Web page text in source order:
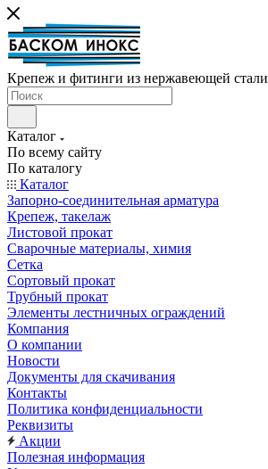
Крепеж и фитинги из нержавеющей стали
Каталог
По всему сайту
По каталогу
Каталог
Запорно-соединительная арматура
Крепеж, такелаж
Листовой прокат
Сварочные материалы, химия
Сетка
Сортовый прокат
Трубный прокат
Элементы лестничных ограждений
Компания
О компании
Новости
Документы для скачивания
Контакты
Политика конфиденциальности
Реквизиты
Акции
Полезная информация